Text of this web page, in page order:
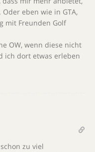
eben wie in GTA,
mit Freunden Golf
OW, wenn diese nicht
ich dort etwas erleben
zu viel